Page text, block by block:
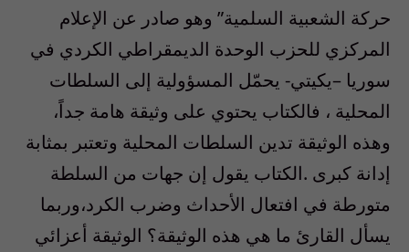
حركة الشعبية السلمية” وهو صادر عن الإعلام
المركزي للحزب الوحدة الديمقراطي الكردي في
سوريا –يكيتي- يحمّل المسؤولية إلى السلطات
المحلية ، فالكتاب يحتوي على وثيقة هامة جداً،
وهذه الوثيقة تدين السلطات المحلية وتعتبر بمثابة
إدانة كبرى .الكتاب يقول إن جهات من السلطة
متورطة في افتعال الأحداث وضرب الكرد،وربما
يسأل القارئ ما هي هذه الوثيقة؟ الوثيقة أعزائي